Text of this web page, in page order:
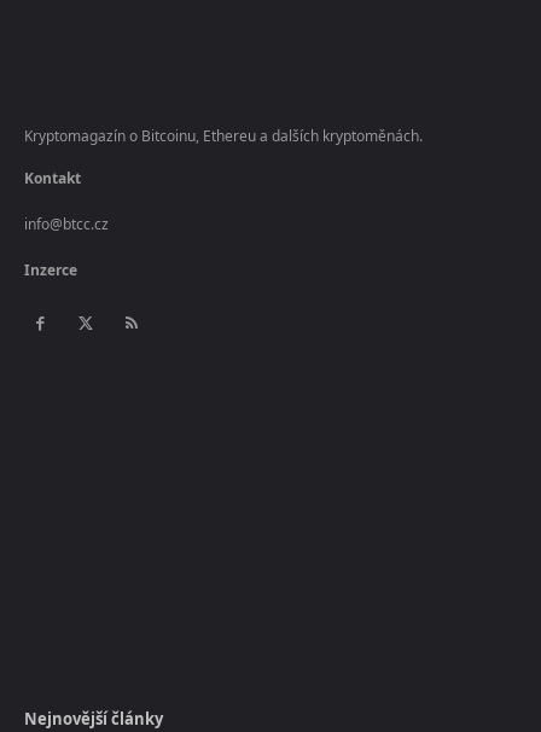
Kryptomagazín o Bitcoinu, Ethereu a dalších kryptoměnách.
Kontakt
info@btcc.cz
Inzerce
Nejnovější články